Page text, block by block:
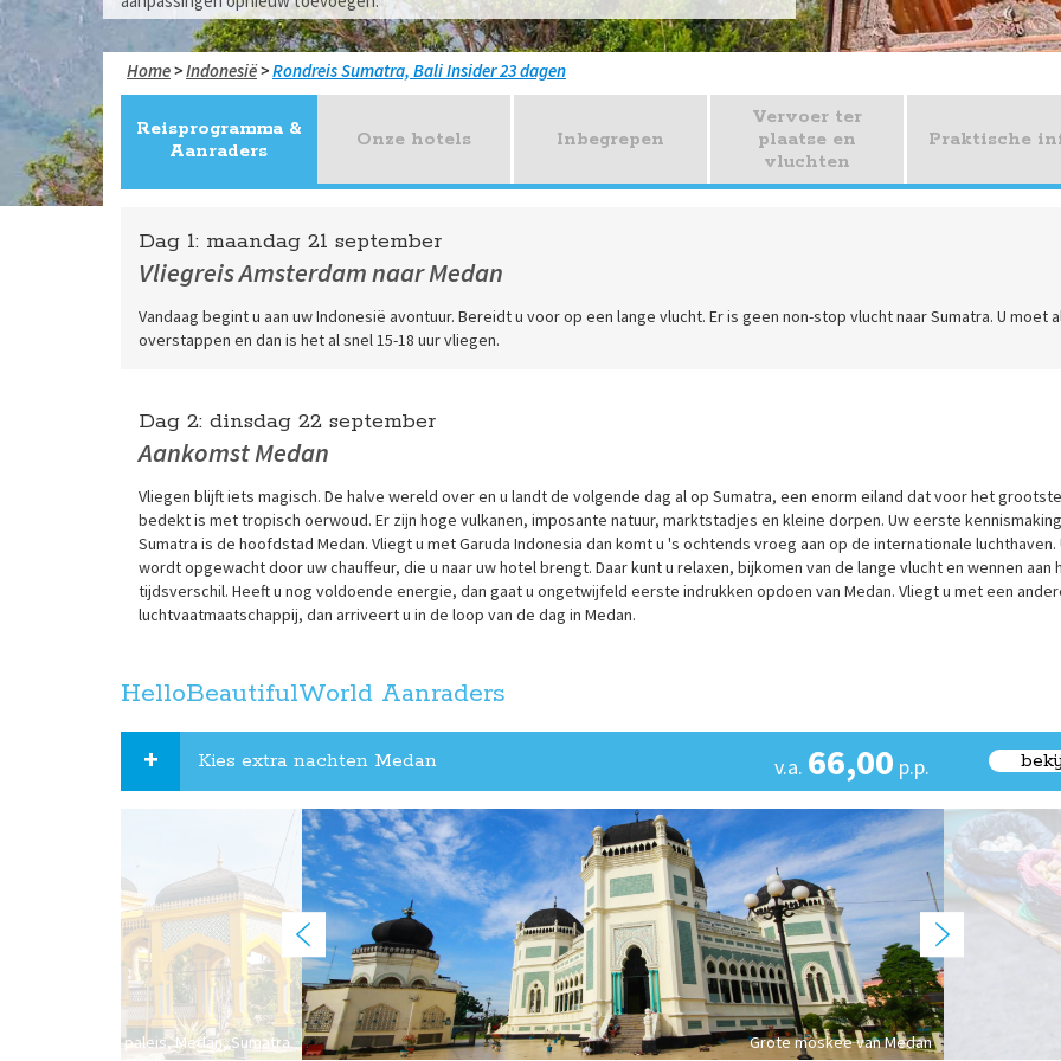
Home>Indonesië> Sumatra, Bali Insider 23 dagen
Reisprogramma &
Aanraders
Onze hotels Inbegrepen
Vervoer ter
plaatse en
vluchten
Praktische
Dag 1: maandag 21 september
Vliegreis Amsterdam naar Medan
Vandaag begint u aan uw Indonesië avontuur. Bereidt u voor op een lange vlucht. Er is geen non-stop vlucht naar Sumatra. U moet
overstappen en dan is het al snel 15-18 uur vliegen.
Dag 2: dinsdag 22 september
Aankomst Medan
Vliegen blijft iets magisch. De halve wereld over en u landt de volgende dag al op Sumatra, een enorm eiland dat voor het
bedekt is met tropisch oerwoud. Er zijn hoge vulkanen, imposante natuur, marktstadjes en kleine dorpen. Uw eerste
Sumatra is de hoofdstad Medan. Vliegt u met Garuda Indonesia dan komt u 's ochtends vroeg aan op de internationale luchthaven.
wordt opgewacht door uw chauffeur, die u naar uw hotel brengt. Daar kunt u relaxen, bijkomen van de lange vlucht en wennen aan
tijdsverschil. Heeft u nog voldoende energie, dan gaat u ongetwijfeld eerste indrukken opdoen van Medan. Vliegt u met een
luchtvaatmaatschappij, dan arriveert u in de loop van de dag in Medan.
HelloBeautifulWorld Aanraders
Kies extra nachten Medan v.a. 66,00 p.p.
Maimun paleis, Medan, Sumatra Grote moskee van Medan